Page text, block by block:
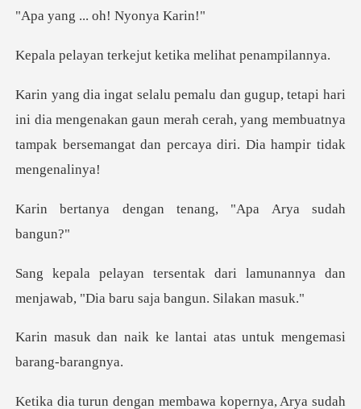
... oh! Ny
kejut ketika melih
ni dia mengenakan gaun merah cerah, yang membuatnya
tampak
gan tenang, "Apa A
ri lamunannya dan
menjawab, "Dia
lantai atas untuk meng
membawa kopernya, Arya s